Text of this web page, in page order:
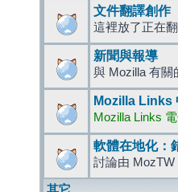
文件翻譯創作
這裡放了正在
新聞與報導
與 Mozilla 有關
Mozilla Links
Mozilla Links
軟體在地化：
討論由